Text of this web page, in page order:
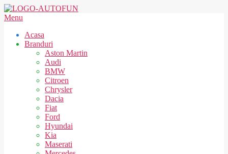
Skip
to
AUTOFUN
Secondary
Menu
Menu
Acasa
Branduri
Aston Martin
Audi
BMW
Citroen
Chrysler
Dacia
Fiat
Ford
Hyundai
Kia
Maserati